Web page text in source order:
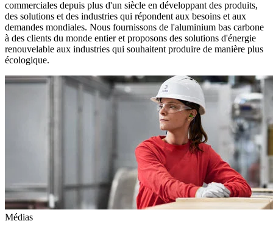
commerciales depuis plus d'un siècle en développant des produits,
des solutions et des industries qui répondent aux besoins et aux
demandes mondiales. Nous fournissons de l'aluminium bas carbone
à des clients du monde entier et proposons des solutions d'énergie
renouvelable aux industries qui souhaitent produire de manière plus
écologique.
Médias